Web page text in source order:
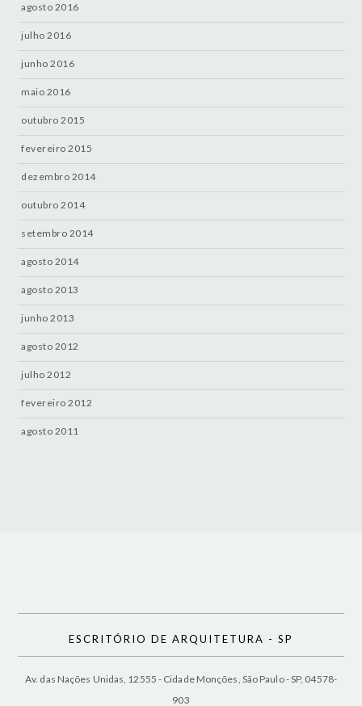
agosto 2016
julho 2016
junho 2016
maio 2016
outubro 2015
fevereiro 2015
dezembro 2014
outubro 2014
setembro 2014
agosto 2014
agosto 2013
junho 2013
agosto 2012
julho 2012
fevereiro 2012
agosto 2011
ESCRITÓRIO DE ARQUITETURA - SP
Av. das Nações Unidas, 12555 - Cidade Monções, São Paulo - SP, 04578-
903